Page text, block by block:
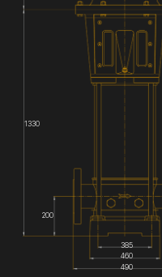
1330
200
385
460
490